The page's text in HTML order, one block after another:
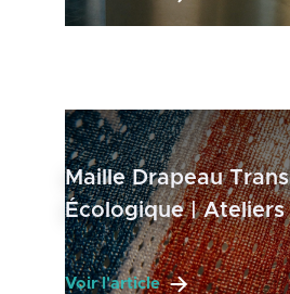
Maille Drapeau
Écologique | Ateliers
Voir l'article